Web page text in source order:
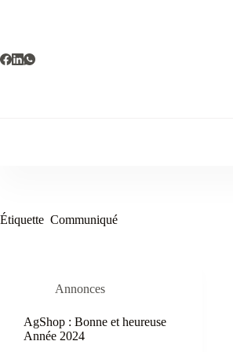
Étiquette Communiqué
Annonces
AgShop : Bonne et heureuse
Année 2024